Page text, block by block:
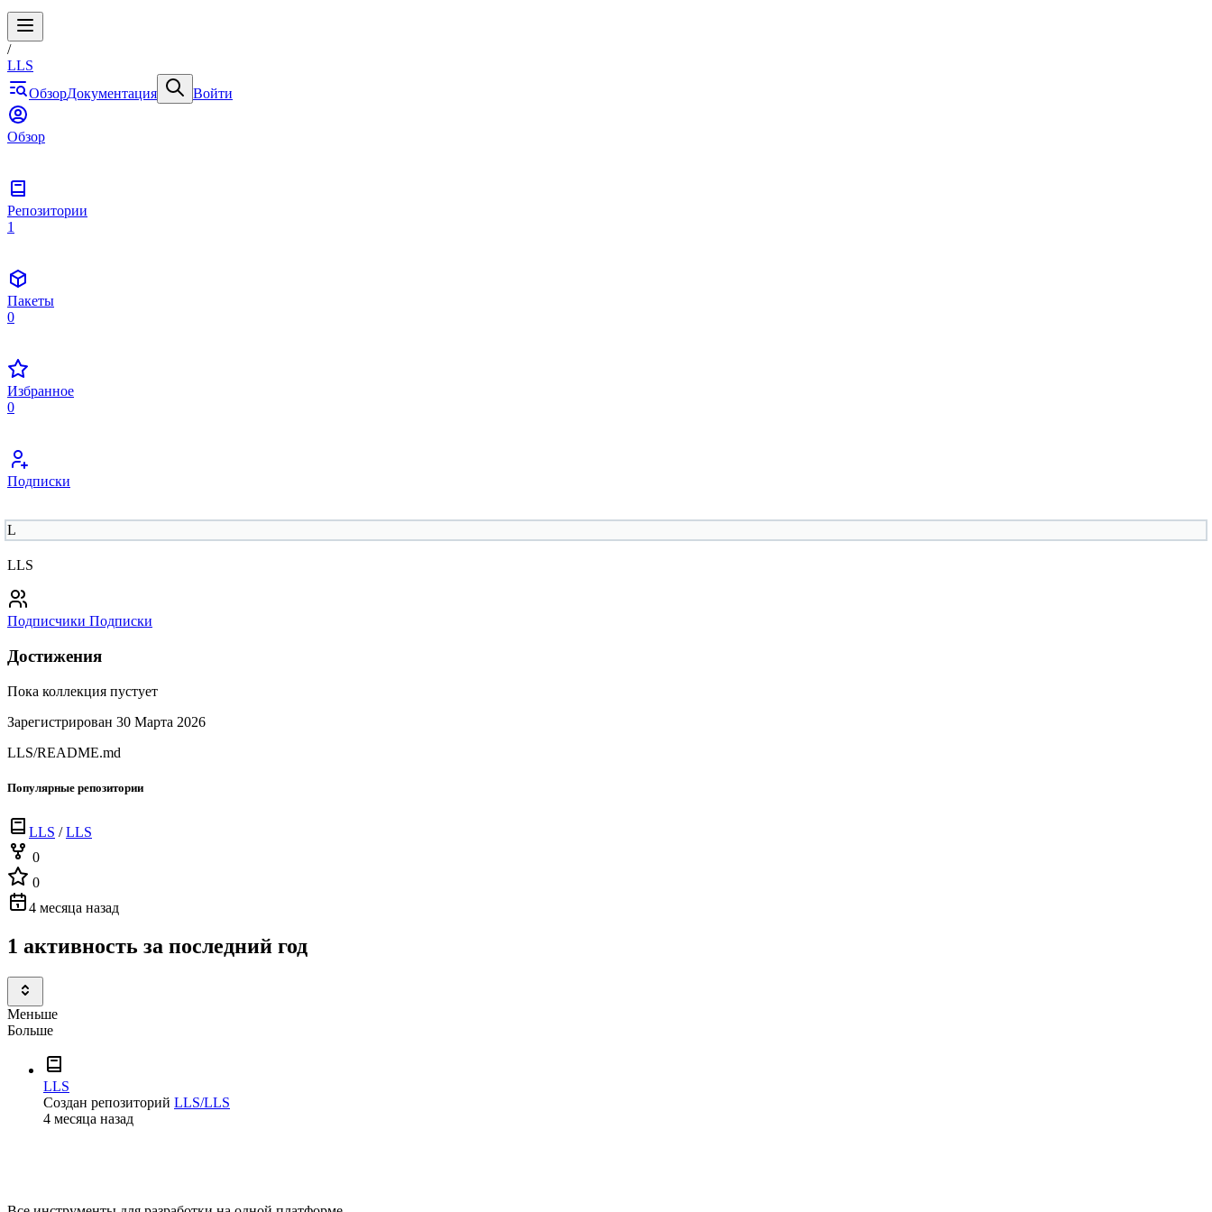
/
LLS
ОбзорДокументация Войти
Обзор
Репозитории
1
Пакеты
0
Избранное
0
Подписки
L
LLS
Подписчики Подписки
Достижения
Пока коллекция пустует
Зарегистрирован 30 Марта 2026
LLS/README.md
Популярные репозитории
LLS /LLS
0
0
4 месяца назад
1 активность за последний год
Меньше
Больше
LLS
Создан репозиторий LLS/LLS
4 месяца назад